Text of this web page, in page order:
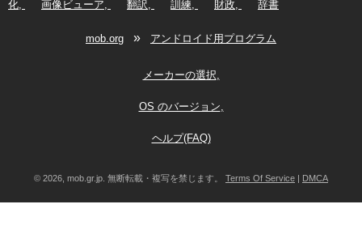
化 画像ビューア 翻訳 訓練 財政 辞書
mob.org » アンドロイド用プログラム
メーカーの選択
OS のバージョン
ヘルプ(FAQ)
© 2026, mob.gr.jp. 無断転載・複写を禁じます。 Terms Of Service DMCA